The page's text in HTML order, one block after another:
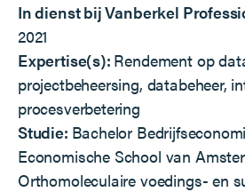
Dienstverlening
Over ons
Vacatures
In dienst bij Vanberkel
2021
Expertise(s): Rendement op
projectbeheersing, databeheer,
procesverbetering
Studie: Bachelor
Economische School van
Orthomoleculaire voedings- en